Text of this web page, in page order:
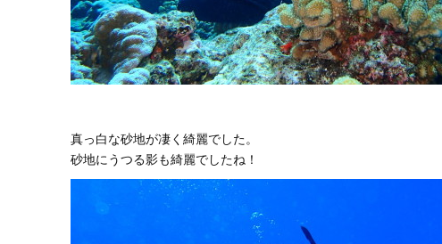
真っ白な砂地が凄く綺麗でした。
砂地にうつる影も綺麗でしたね！